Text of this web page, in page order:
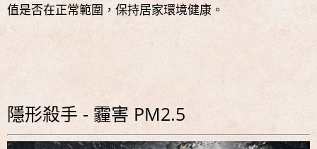
值是否在正常範圍，保持居家環境健康。
隱形殺手 - 霾害 PM2.5